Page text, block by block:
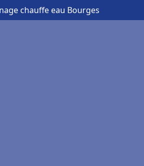
chauffe eau Bourges